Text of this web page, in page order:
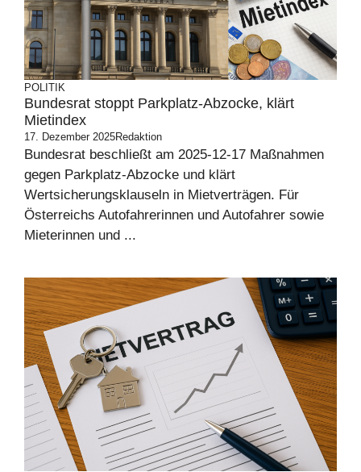
POLITIK
Bundesrat stoppt Parkplatz-Abzocke, klärt
Mietindex
17. Dezember 2025Redaktion
Bundesrat beschließt am 2025-12-17 Maßnahmen
gegen Parkplatz-Abzocke und klärt
Wertsicherungsklauseln in Mietverträgen. Für
Österreichs Autofahrerinnen und Autofahrer sowie
Mieterinnen und ...